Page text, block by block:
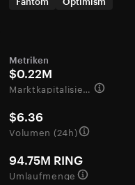
Metriken
$0.22M
Marktkapitalisierung
$6.36
Volumen (24h)
94.75M RING
Umlaufmenge